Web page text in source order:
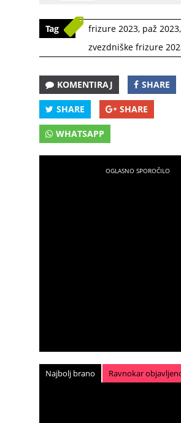
Tag frizure 2023, paž 2023,
zvezdniške frizure
KOMENTIRAJ SHARE
SHARE SHARE
WHATSAPP
Najbolj brano Ravnokar